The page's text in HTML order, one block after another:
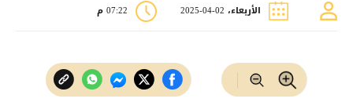
الأربعاء، 02-04-2025 07:22 م